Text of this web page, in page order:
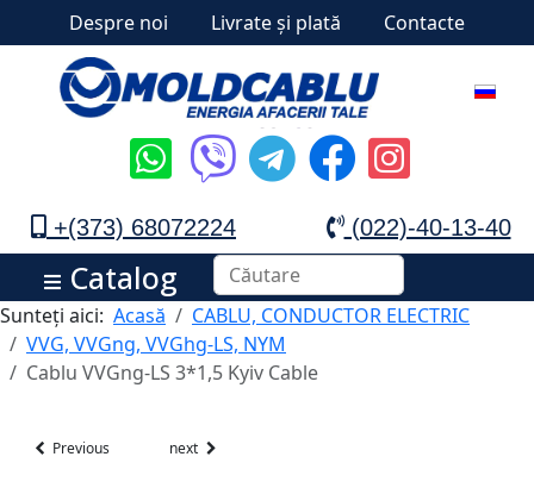
Despre noi Livrate și plată Contacte
+(373) 68072224 (022)-40-13-40
Catalog
Sunteți aici: Acasă
CABLU, CONDUCTOR ELECTRIC
VVG, VVGng, VVGhg-LS, NYM
Cablu VVGng-LS 3*1,5 Kyiv Cable
Previous next